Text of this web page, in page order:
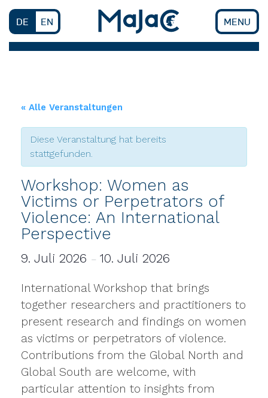
Skip
to
content
DE EN MENU
« Alle Veranstaltungen
Diese Veranstaltung hat bereits
stattgefunden.
Workshop: Women as
Victims or Perpetrators of
Violence: An International
Perspective
9. Juli 2026 – 10. Juli 2026
International Workshop that brings
together researchers and practitioners to
present research and findings on women
as victims or perpetrators of violence.
Contributions from the Global North and
Global South are welcome, with
particular attention to insights from